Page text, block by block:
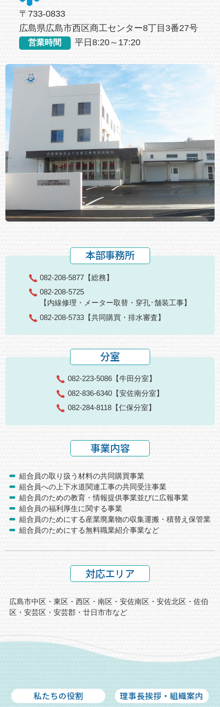
〒733-0833
広島県広島市西区商工センター8丁目3番27号
営業時間 平日8:20～17:20
本部事務所
082-208-5877 【総務】
082-208-5725
【内線修理・メーター取替・穿孔･舗装工事】
082-208-5733 【共同購買・排水審査】
分室
082-223-5086【牛田分室】
082-836-6340【安佐南分室】
082-284-8118【仁保分室】
事業内容
組合員の取り扱う材料の共同購買事業
組合員への上下水道関連工事の共同受注事業
組合員のための教育・情報提供事業並びに広報事業
組合員の福利厚生に関する事業
組合員のためにする産業廃棄物の収集運搬・積替え保管業
組合員のためにする無料職業紹介事業など
対応エリア
広島市中区・東区・西区・南区・安佐南区・安佐北区・佐伯
区・安芸区・ 安芸郡・廿日市市など
私たちの役割 理事長挨拶・組織案内